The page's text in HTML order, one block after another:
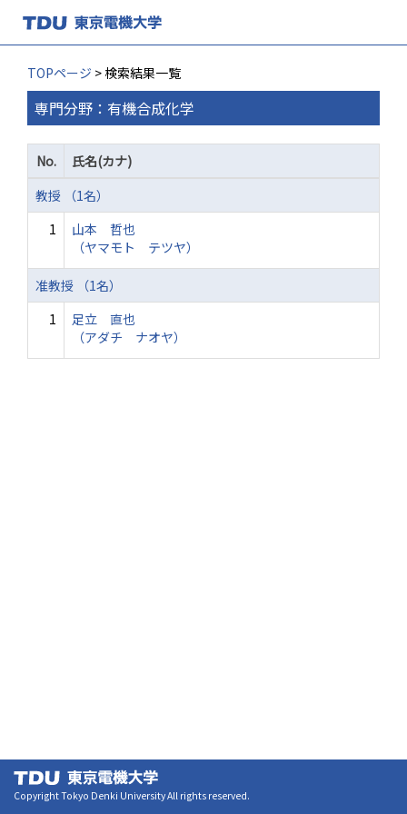
TOPページ > 検索結果一覧
専門分野：有機合成化学
No.
氏名(カナ)
教授 （1名）
1
山本 哲也
（ヤマモト テツヤ）
准教授 （1名）
1
足立 直也
（アダチ ナオヤ）
Copyright Tokyo Denki University All rights reserved.